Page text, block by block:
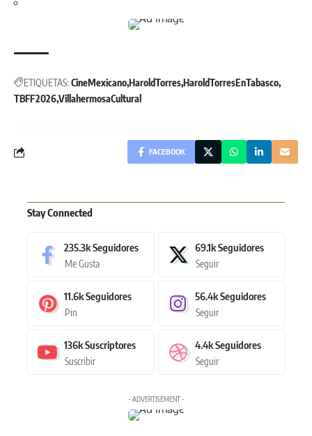
ETIQUETAS: CineMexicanoHaroldTorresHaroldTorresEnTabasco
TBFF2026VillahermosaCultural
FACEBOOK
Stay Connected
235.3kSeguidores
Me Gusta
69.1kSeguidores
Seguir
11.6kSeguidores
Pin
56.4kSeguidores
Seguir
136kSuscriptores
Suscribir
4.4kSeguidores
Seguir
- ADVERTISEMENT -